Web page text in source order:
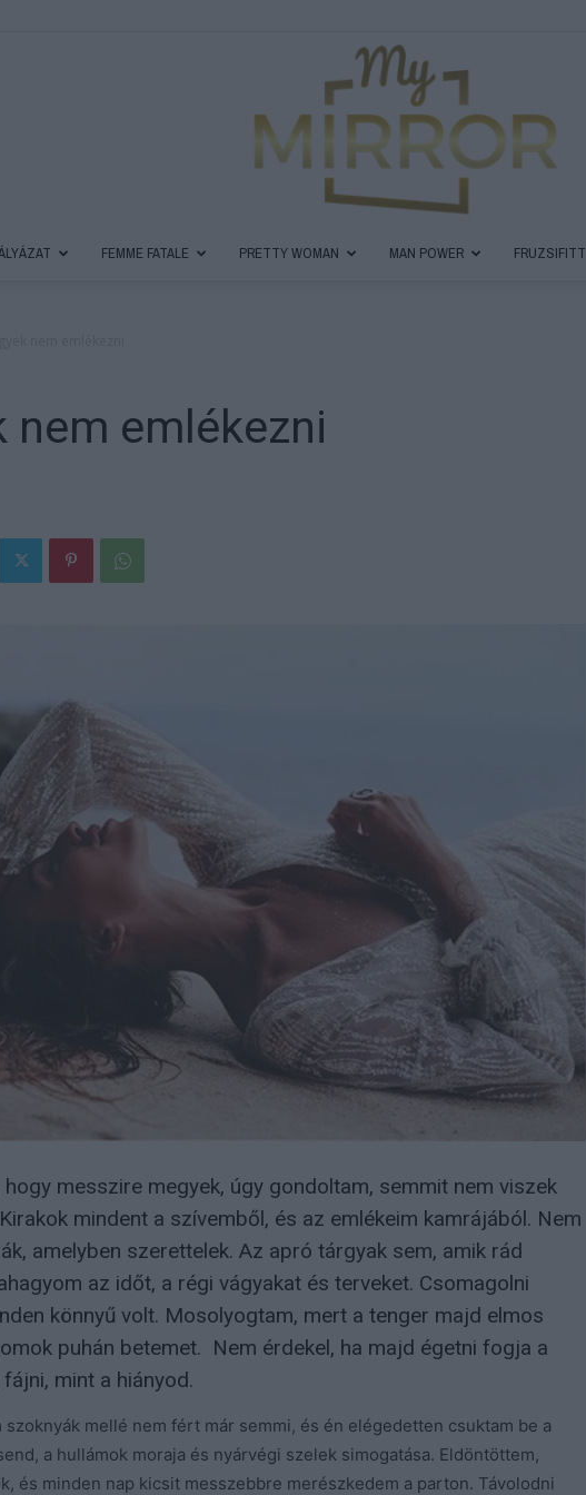
FEMME FATALE PRETTY WOMAN MAN POWER FRUZSIFITT
nem emlékezni
messzire megyek, úgy gondoltam, semmit nem viszek
mindent a szívemből, és az emlékeim kamrájából. Nem
amelyben szerettelek. Az apró tárgyak sem, amik rád
az időt, a régi vágyakat és terveket. Csomagolni
könnyű volt. Mosolyogtam, mert a tenger majd elmos
puhán betemet. Nem érdekel, ha majd égetni fogja a
mint a hiányod.
mellé nem fért már semmi, és én elégedetten csuktam be a
a hullámok moraja és nyárvégi szelek simogatása. Eldöntöttem,
és minden nap kicsit messzebbre merészkedem a parton. Távolodni